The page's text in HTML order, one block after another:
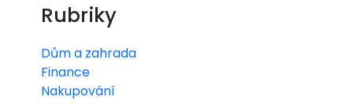
Rubriky
Dům a zahrada
Finance
Nakupování